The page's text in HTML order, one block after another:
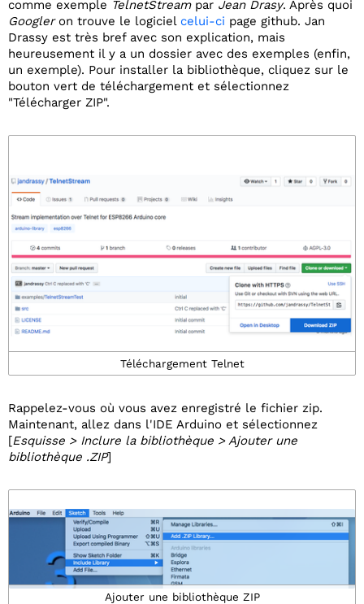
comme exemple TelnetStreampar Jean Drasy. Après quoi
Googleron trouve le logiciel celui-ci page github. Jan
Drassy est très bref avec son explication, mais
heureusement il y a un dossier avec des exemples (enfin,
un exemple). Pour installer la bibliothèque, cliquez sur le
bouton vert de téléchargement et sélectionnez
"Télécharger ZIP".
Téléchargement Telnet
Rappelez-vous où vous avez enregistré le fichier zip.
Maintenant, allez dans l'IDE Arduino et sélectionnez
[Esquisse > Inclure la bibliothèque > Ajouter une
bibliothèque .ZIP]
Ajouter une bibliothèque ZIP